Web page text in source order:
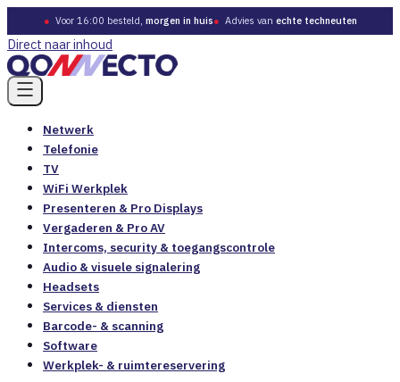
● Voor 16:00 besteld, morgen in huis● Advies van echte techneuten
Direct naar inhoud
Netwerk
Telefonie
TV
WiFi Werkplek
Presenteren & Pro Displays
Vergaderen & Pro AV
Intercoms, security & toegangscontrole
Audio & visuele signalering
Headsets
Services & diensten
Barcode- & scanning
Software
Werkplek- & ruimtereservering